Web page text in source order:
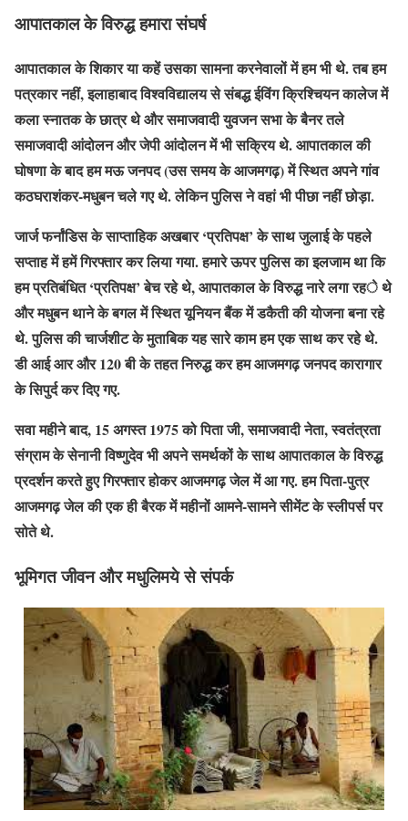
आपातकाल के विरुद्ध हमारा संघर्ष
आपातकाल के शिकार या कहें उसका सामना करनेवालों में हम भी थे. तब हम
पत्रकार नहीं, इलाहाबाद विश्वविद्यालय से संबद्ध ईविंग क्रिश्चियन कालेज में
कला स्नातक के छात्र थे और समाजवादी युवजन सभा के बैनर तले
समाजवादी आंदोलन और जेपी आंदोलन में भी सक्रिय थे. आपातकाल की
घोषणा के बाद हम मऊ जनपद (उस समय के आजमगढ़) में स्थित अपने गांव
कठघराशंकर-मधुबन चले गए थे. लेकिन पुलिस ने वहां भी पीछा नहीं छोड़ा.
जार्ज फर्नांडिस के साप्ताहिक अखबार ‘प्रतिपक्ष’ के साथ जुलाई के पहले
सप्ताह में हमें गिरफ्तार कर लिया गया. हमारे ऊपर पुलिस का इलजाम था कि
हम प्रतिबंधित ‘प्रतिपक्ष’ बेच रहे थे, आपातकाल के विरुद्ध नारे लगा रहे थे
और मधुबन थाने के बगल में स्थित यूनियन बैंक में डकैती की योजना बना रहे
थे. पुलिस की चार्जशीट के मुताबिक यह सारे काम हम एक साथ कर रहे थे.
डी आई आर और 120 बी के तहत निरुद्ध कर हम आजमगढ़ जनपद कारागार
के सिपुर्द कर दिए गए.
सवा महीने बाद, 15 अगस्त 1975 को पिता जी, समाजवादी नेता, स्वतंत्रता
संग्राम के सेनानी विष्णुदेव भी अपने समर्थकों के साथ आपातकाल के विरुद्ध
प्रदर्शन करते हुए गिरफ्तार होकर आजमगढ़ जेल में आ गए. हम पिता-पुत्र
आजमगढ़ जेल की एक ही बैरक में महीनों आमने-सामने सीमेंट के स्लीपर्स पर
सोते थे.
भूमिगत जीवन और मधुलिमये से संपर्क